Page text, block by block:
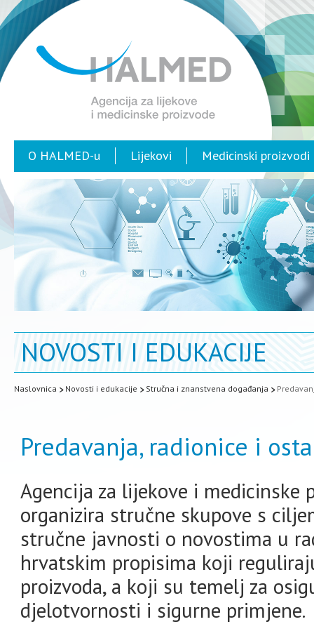
O HALMED-u Lijekovi Medicinski proizvodi
NOVOSTI I EDUKACIJE
Naslovnica Novosti i edukacije Stručna i znanstvena događanja
Predavanja, radionice i
Agencija za lijekove i medicinske
organizira stručne skupove s
stručne javnosti o novostima u
hrvatskim propisima koji
proizvoda, a koji su temelj za
djelotvornosti i sigurne primjene.